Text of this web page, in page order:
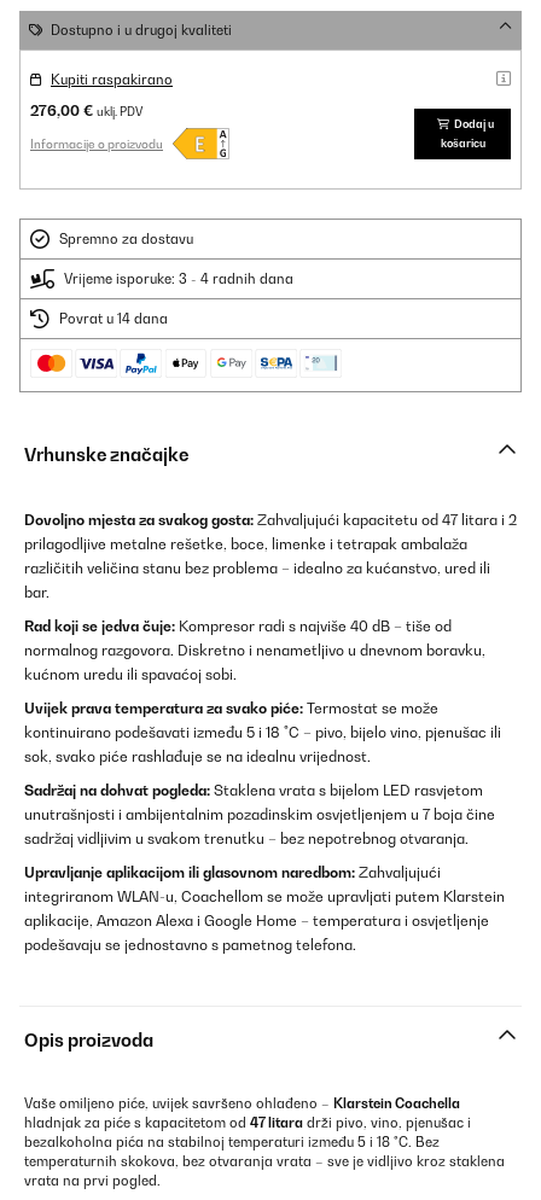
Dostupno i u drugoj kvaliteti
Kupiti raspakirano
276,00 € uklj. PDV
Informacije o proizvodu
Dodaj u
košaricu
Spremno za dostavu
Vrijeme isporuke: 3 - 4 radnih dana
Povrat u 14 dana
Vrhunske značajke
Dovoljno mjesta za svakog gosta: Zahvaljujući kapacitetu od 47 litara i 2
prilagodljive metalne rešetke, boce, limenke i tetrapak ambalaža
različitih veličina stanu bez problema – idealno za kućanstvo, ured ili
bar.
Rad koji se jedva čuje: Kompresor radi s najviše 40 dB – tiše od
normalnog razgovora. Diskretno i nenametljivo u dnevnom boravku,
kućnom uredu ili spavaćoj sobi.
Uvijek prava temperatura za svako piće: Termostat se može
kontinuirano podešavati između 5 i 18 °C – pivo, bijelo vino, pjenušac ili
sok, svako piće rashlađuje se na idealnu vrijednost.
Sadržaj na dohvat pogleda: Staklena vrata s bijelom LED rasvjetom
unutrašnjosti i ambijentalnim pozadinskim osvjetljenjem u 7 boja čine
sadržaj vidljivim u svakom trenutku – bez nepotrebnog otvaranja.
Upravljanje aplikacijom ili glasovnom naredbom: Zahvaljujući
integriranom WLAN-u, Coachellom se može upravljati putem Klarstein
aplikacije, Amazon Alexa i Google Home – temperatura i osvjetljenje
podešavaju se jednostavno s pametnog telefona.
Opis proizvoda
Vaše omiljeno piće, uvijek savršeno ohlađeno – Klarstein Coachella
hladnjak za piće s kapacitetom od 47 litara drži pivo, vino, pjenušac i
bezalkoholna pića na stabilnoj temperaturi između 5 i 18 °C. Bez
temperaturnih skokova, bez otvaranja vrata – sve je vidljivo kroz staklena
vrata na prvi pogled.